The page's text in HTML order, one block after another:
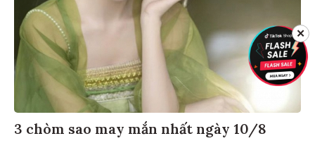
3 chòm sao may mắn nhất ngày 10/8
✕